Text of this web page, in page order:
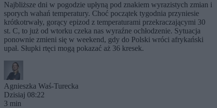
Najbliższe dni w pogodzie upłyną pod znakiem wyrazistych zmian i
sporych wahań temperatury. Choć początek tygodnia przyniesie
krótkotrwały, gorący epizod z temperaturami przekraczającymi 30
st. C, to już od wtorku czeka nas wyraźne ochłodzenie. Sytuacja
ponownie zmieni się w weekend, gdy do Polski wróci afrykański
upał. Słupki rtęci mogą pokazać aż 36 kresek.
Agnieszka Waś-Turecka
Dzisiaj 08:22
3 min